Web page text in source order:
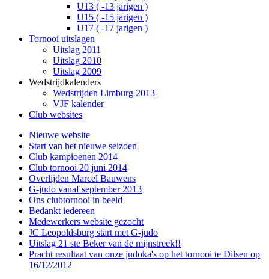
U13 ( -13 jarigen )
U15 ( -15 jarigen )
U17 ( -17 jarigen )
Tornooi uitslagen
Uitslag 2011
Uitslag 2010
Uitslag 2009
Wedstrijdkalenders
Wedstrijden Limburg 2013
VJF kalender
Club websites
Nieuwe website
Start van het nieuwe seizoen
Club kampioenen 2014
Club tornooi 20 juni 2014
Overlijden Marcel Bauwens
G-judo vanaf september 2013
Ons clubtornooi in beeld
Bedankt iedereen
Medewerkers website gezocht
JC Leopoldsburg start met G-judo
Uitslag 21 ste Beker van de mijnstreek!!
Pracht resultaat van onze judoka's op het tornooi te Dilsen op
16/12/2012